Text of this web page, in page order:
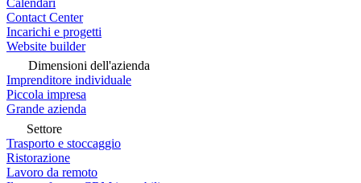
Calendari
Contact Center
Incarichi e progetti
Website builder
Dimensioni dell'azienda
Imprenditore individuale
Piccola impresa
Grande azienda
Settore
Trasporto e stoccaggio
Ristorazione
Lavoro da remoto